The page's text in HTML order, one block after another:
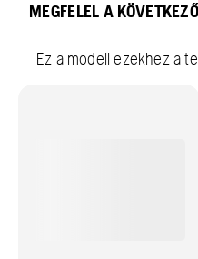
MEGFELEL A
Ez a modell ezekhez a